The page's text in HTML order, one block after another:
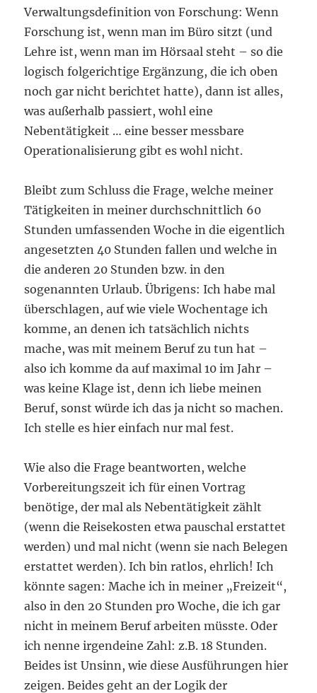
Verwaltungsdefinition von Forschung: Wenn
Forschung ist, wenn man im Büro sitzt (und
Lehre ist, wenn man im Hörsaal steht – so die
logisch folgerichtige Ergänzung, die ich oben
noch gar nicht berichtet hatte), dann ist alles,
was außerhalb passiert, wohl eine
Nebentätigkeit … eine besser messbare
Operationalisierung gibt es wohl nicht.
Bleibt zum Schluss die Frage, welche meiner
Tätigkeiten in meiner durchschnittlich 60
Stunden umfassenden Woche in die eigentlich
angesetzten 40 Stunden fallen und welche in
die anderen 20 Stunden bzw. in den
sogenannten Urlaub. Übrigens: Ich habe mal
überschlagen, auf wie viele Wochentage ich
komme, an denen ich tatsächlich nichts
mache, was mit meinem Beruf zu tun hat –
also ich komme da auf maximal 10 im Jahr –
was keine Klage ist, denn ich liebe meinen
Beruf, sonst würde ich das ja nicht so machen.
Ich stelle es hier einfach nur mal fest.
Wie also die Frage beantworten, welche
Vorbereitungszeit ich für einen Vortrag
benötige, der mal als Nebentätigkeit zählt
(wenn die Reisekosten etwa pauschal erstattet
werden) und mal nicht (wenn sie nach Belegen
erstattet werden). Ich bin ratlos, ehrlich! Ich
könnte sagen: Mache ich in meiner „Freizeit“,
also in den 20 Stunden pro Woche, die ich gar
nicht in meinem Beruf arbeiten müsste. Oder
ich nenne irgendeine Zahl: z.B. 18 Stunden.
Beides ist Unsinn, wie diese Ausführungen hier
zeigen. Beides geht an der Logik der